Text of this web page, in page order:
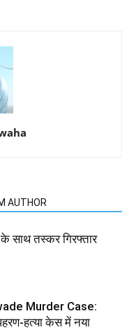
AUTHOR
साथ तस्कर गिरफ्तार
Murder Case:
हत्या केस में नया